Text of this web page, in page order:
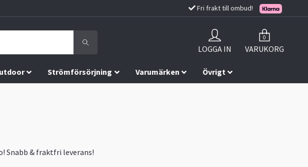
Fri frakt till ombud!
LOGGA IN
0
VARUKORG
Strömförsörjning Varumärken Övrigt
Snabb & fraktfri leverans!